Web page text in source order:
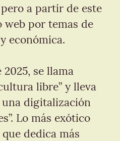
a partir de este
por temas de
económica.
se llama
libre” y lleva
digitalización
Lo más exótico
dedica más